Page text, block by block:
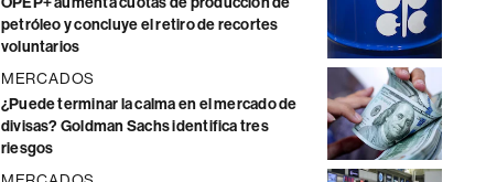
petróleo y concluye el retiro de recortes
voluntarios
MERCADOS
¿Puede terminar la calma en el mercado de
divisas? Goldman Sachs identifica tres
riesgos